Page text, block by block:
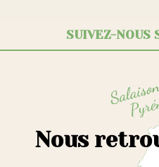
SUIVEZ-NOUS
Nous